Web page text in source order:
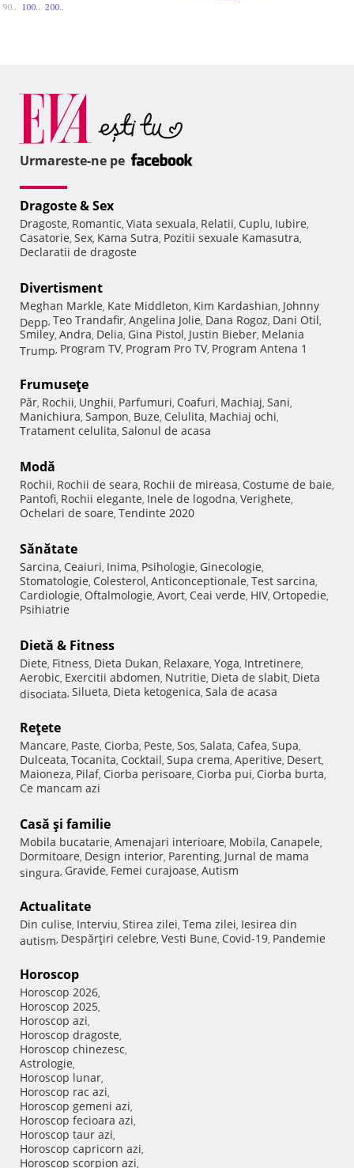
90.. 100.. 200..
Urmareste-ne pe
Dragoste & Sex
Dragoste, Romantic, Viata sexuala, Relatii, Cuplu, Iubire,
Casatorie, Sex, Kama Sutra, Pozitii sexuale Kamasutra,
Declaratii de dragoste
Divertisment
Meghan Markle, Kate Middleton, Kim Kardashian, Johnny
Depp, Teo Trandafir, Angelina Jolie, Dana Rogoz, Dani Otil,
Smiley, Andra, Delia, Gina Pistol, Justin Bieber, Melania
Trump, Program TV, Program Pro TV, Program Antena 1
Frumuseţe
Păr, Rochii, Unghii, Parfumuri, Coafuri, Machiaj, Sani,
Manichiura, Sampon, Buze, Celulita, Machiaj ochi,
Tratament celulita, Salonul de acasa
Modă
Rochii, Rochii de seara, Rochii de mireasa, Costume de baie,
Pantofi, Rochii elegante, Inele de logodna, Verighete,
Ochelari de soare, Tendinte 2020
Sănătate
Sarcina, Ceaiuri, Inima, Psihologie, Ginecologie,
Stomatologie, Colesterol, Anticonceptionale, Test sarcina,
Cardiologie, Oftalmologie, Avort, Ceai verde, HIV, Ortopedie,
Psihiatrie
Dietă & Fitness
Diete, Fitness, Dieta Dukan, Relaxare, Yoga, Intretinere,
Aerobic, Exercitii abdomen, Nutritie, Dieta de slabit, Dieta
disociata, Silueta, Dieta ketogenica, Sala de acasa
Reţete
Mancare, Paste, Ciorba, Peste, Sos, Salata, Cafea, Supa,
Dulceata, Tocanita, Cocktail, Supa crema, Aperitive, Desert,
Maioneza, Pilaf, Ciorba perisoare, Ciorba pui, Ciorba burta,
Ce mancam azi
Casă şi familie
Mobila bucatarie, Amenajari interioare, Mobila, Canapele,
Dormitoare, Design interior, Parenting, Jurnal de mama
singura, Gravide, Femei curajoase, Autism
Actualitate
Din culise, Interviu, Stirea zilei, Tema zilei, Iesirea din
autism, Despărţiri celebre, Vesti Bune, Covid-19, Pandemie
Horoscop
Horoscop 2026,
Horoscop 2025,
Horoscop azi,
Horoscop dragoste,
Horoscop chinezesc,
Astrologie,
Horoscop lunar,
Horoscop rac azi,
Horoscop gemeni azi,
Horoscop fecioara azi,
Horoscop taur azi,
Horoscop capricorn azi,
Horoscop scorpion azi,